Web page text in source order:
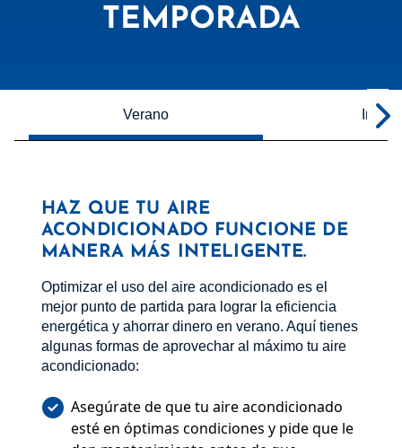
TEMPORADA
Verano
HAZ QUE TU AIRE
ACONDICIONADO FUNCIONE DE
MANERA MÁS INTELIGENTE.
Optimizar el uso del aire acondicionado es el
mejor punto de partida para lograr la eficiencia
energética y ahorrar dinero en verano. Aquí tienes
algunas formas de aprovechar al máximo tu aire
acondicionado:
Asegúrate de que tu aire acondicionado
esté en óptimas condiciones y pide que le